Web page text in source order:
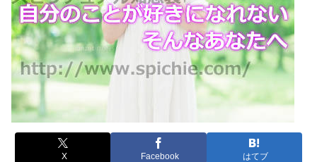
X Facebook はてブ